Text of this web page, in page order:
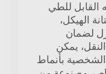
القابل للطي
الهيكل،
لضمان
يمكن
بأنماط